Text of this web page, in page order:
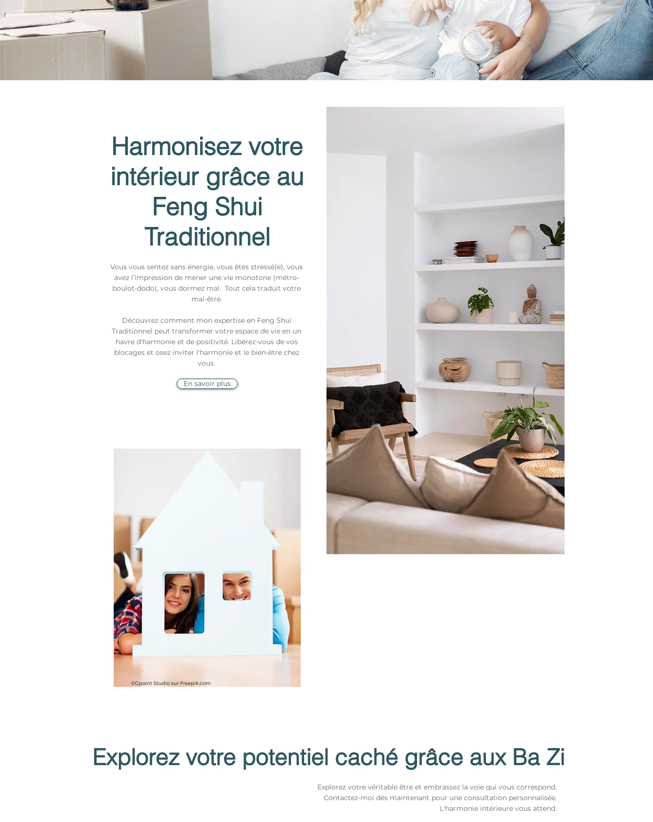
Harmonisez votre
intérieur grâce au
Feng Shui
Traditionnel
Vous vous sentez sans énergie, vous êtes stressé(e), vous
avez l’impression de mener une vie monotone (métro-
boulot-dodo), vous dormez mal. Tout cela traduit votre
mal-être.
Découvrez comment mon expertise en Feng Shui
Traditionnel peut transformer votre espace de vie en un
havre d'harmonie et de positivité. Libérez-vous de vos
blocages et osez inviter l'harmonie et le bien-être chez
vous.
En savoir plus
©Gpoint Studio sur Freepik.com
Explorez votre potentiel caché grâce aux Ba Zi
Explorez votre véritable être et embrassez la voie qui vous correspond.
Contactez-moi dès maintenant pour une consultation personnalisée.
L'harmonie intérieure vous attend.